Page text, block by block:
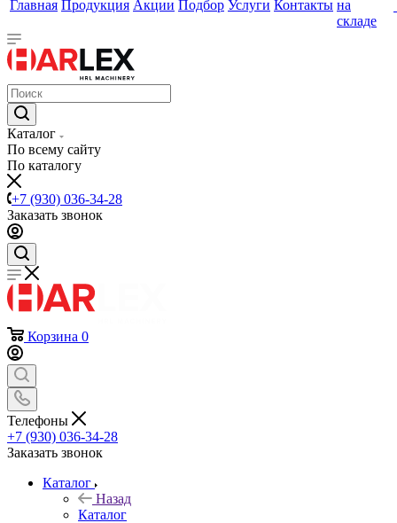
Главная Продукция Акции Подбор Услуги Контакты на
складе
Каталог
По всему сайту
По каталогу
+7 (930) 036-34-28
Заказать звонок
Корзина 0
Телефоны
+7 (930) 036-34-28
Заказать звонок
Каталог
Назад
Каталог